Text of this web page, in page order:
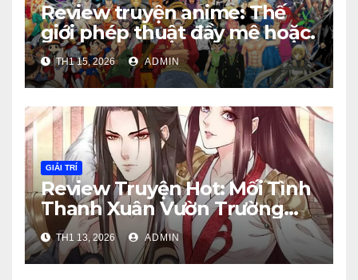
Review truyện anime: Thế
giới phép thuật đầy mê hoặc.
TH1 15, 2026 ADMIN
GIẢI TRÍ
Review Truyện Hot: Mối Tình
Thanh Xuân Vườn Trường
Đáng Đọc Nhất.
TH1 13, 2026 ADMIN